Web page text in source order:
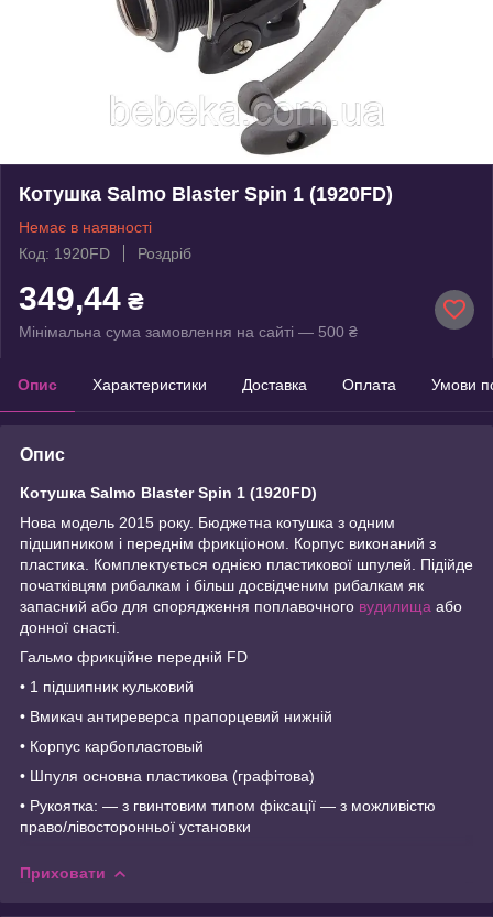
Котушка Salmo Blaster Spin 1 (1920FD)
Немає в наявності
Код: 1920FD
Роздріб
349,44 ₴
Мінімальна сума замовлення на сайті — 500 ₴
Опис Характеристики Доставка Оплата Умови
Опис
Котушка Salmo Blaster Spin 1 (1920FD)
Нова модель 2015 року. Бюджетна котушка з одним
підшипником і переднім фрикціоном. Корпус виконаний з
пластика. Комплектується однією пластикової шпулей. Підійде
початківцям рибалкам і більш досвідченим рибалкам як
запасний або для спорядження поплавочного вудилища або
донної снасті.
Гальмо фрикційне передній FD
• 1 підшипник кульковий
• Вмикач антиреверса прапорцевий нижній
• Корпус карбопластовый
• Шпуля основна пластикова (графітова)
• Рукоятка: ― з гвинтовим типом фіксації ― з можливістю
право/лівосторонньої установки
Приховати